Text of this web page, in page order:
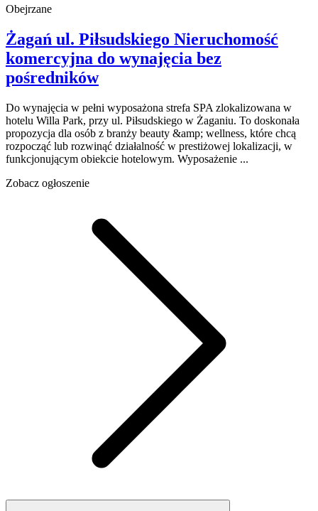
Obejrzane
Żagań ul. Piłsudskiego Nieruchomość
komercyjna do wynajęcia bez
pośredników
Do wynajęcia w pełni wyposażona strefa SPA zlokalizowana w
hotelu Willa Park, przy ul. Piłsudskiego w Żaganiu. To doskonała
propozycja dla osób z branży beauty &amp; wellness, które chcą
rozpocząć lub rozwinąć działalność w prestiżowej lokalizacji, w
funkcjonującym obiekcie hotelowym. Wyposażenie ...
Zobacz ogłoszenie